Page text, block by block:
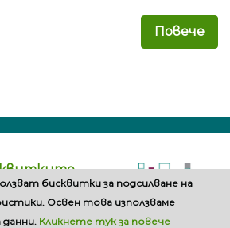
Повече
бисквитки за подсилване на
Освен това използваме
данни. Кликнете тук за повече